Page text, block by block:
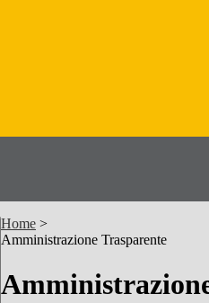
Home >
Amministrazione Trasparente